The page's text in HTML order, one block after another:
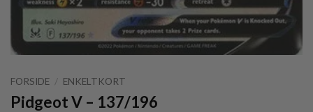
FORSIDE / ENKELTKORT
Pidgeot V – 137/196